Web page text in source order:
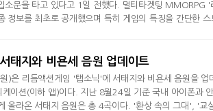
소문을 타고 있다고 1일 전했다. 멀티타겟팅
정보를 최초로 공개했으며 특히 게임의 특징을 간단한
태지와 비욘세 음원 업데이트
)은 리듬액션게임 '탭소닉'에 서태지와 비욘세 음원을
이션(이하 앱)이다. 지난 8월24일 기준 국내 아이폰과
올라온 서태지 음원은 총 4곡이다. '환상 속의 그대', '